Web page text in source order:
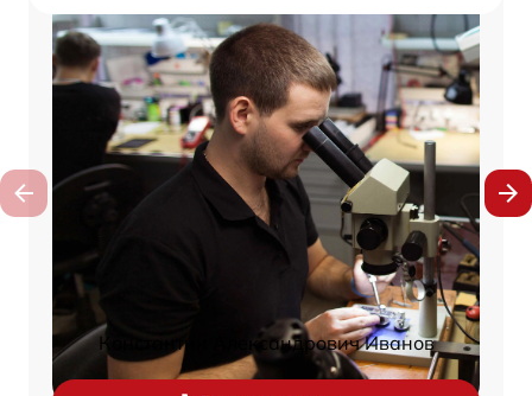
Константин Александрович Иванов